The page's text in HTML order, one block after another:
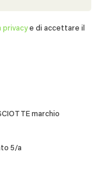
marchio
5/a
privacye di accettare il